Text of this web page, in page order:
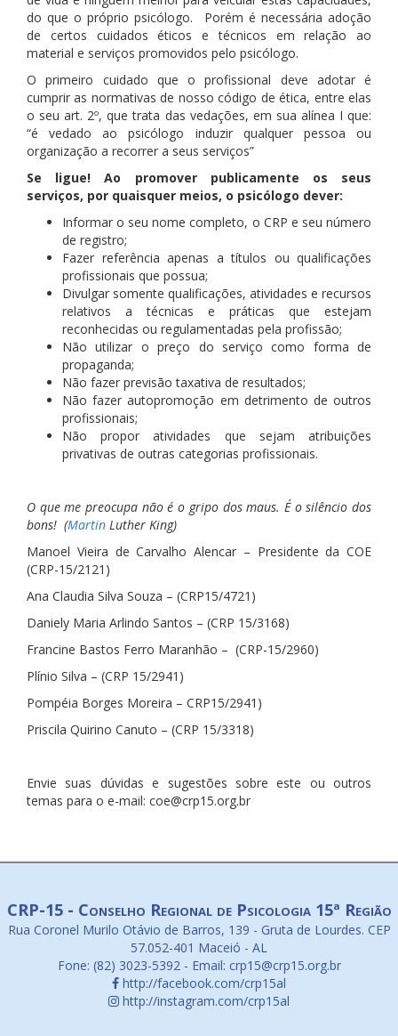
do que o próprio psicólogo. Porém é necessária adoção
de certos cuidados éticos e técnicos em relação ao
material e serviços promovidos pelo psicólogo.
O primeiro cuidado que o profissional deve adotar é
cumprir as normativas de nosso código de ética, entre elas
o seu art. 2º, que trata das vedações, em sua alínea I que:
“é vedado ao psicólogo induzir qualquer pessoa ou
organização a recorrer a seus serviços”
Se ligue! Ao promover publicamente os seus
serviços, por quaisquer meios, o psicólogo dever:
Informar o seu nome completo, o CRP e seu número
de registro;
Fazer referência apenas a títulos ou qualificações
profissionais que possua;
Divulgar somente qualificações, atividades e recursos
relati­vos a técnicas e práticas que estejam
reconhecidas ou regulamentadas pela profissão;
Não utilizar o preço do serviço como forma de
propaganda;
Não fazer previsão taxativa de resultados;
Não fazer autopromoção em detrimento de outros
profissionais;
Não propor atividades que sejam atribuições
privativas de outras categorias profissionais.
O que me preocupa não é o gripo dos maus. É o silêncio dos
bons! (Martin Luther King)
Manoel Vieira de Carvalho Alencar – Presidente da COE
(CRP-15/2121)
Ana Claudia Silva Souza – (CRP15/4721)
Daniely Maria Arlindo Santos – (CRP 15/3168)
Francine Bastos Ferro Maranhão – (CRP-15/2960)
Plínio Silva – (CRP 15/2941)
Pompéia Borges Moreira – CRP15/2941)
Priscila Quirino Canuto – (CRP 15/3318)
Envie suas dúvidas e sugestões sobre este ou outros
temas para o e-mail: coe@crp15.org.br
CRP-15 - Conselho Regional de Psicologia 15ª Região
Rua Coronel Murilo Otávio de Barros, 139 - Gruta de Lourdes. CEP
57.052-401 Maceió - AL
Fone: (82) 3023-5392 - Email: crp15@crp15.org.br
http://facebook.com/crp15al
http://instagram.com/crp15al